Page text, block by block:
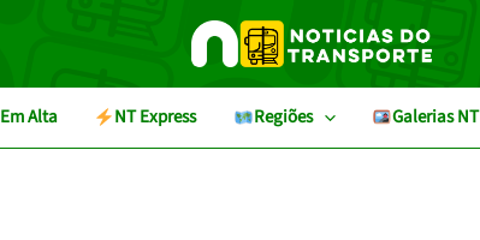
Em Alta NT Express Regiões Galerias NT